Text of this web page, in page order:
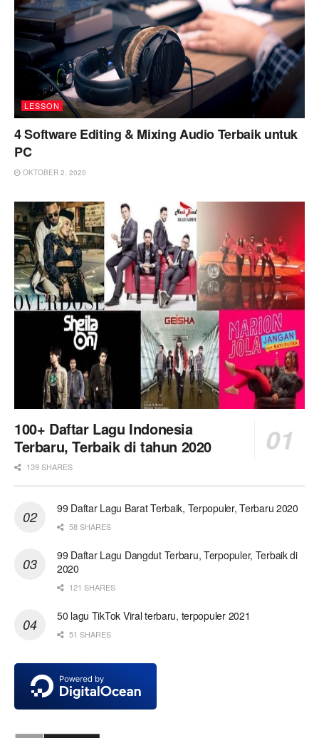
LESSON
4 Software Editing & Mixing Audio Terbaik untuk
PC
OKTOBER 2, 2020
100+ Daftar Lagu Indonesia
Terbaru, Terbaik di tahun 2020
139 SHARES
99 Daftar Lagu Barat Terbaik, Terpopuler, Terbaru 2020
58 SHARES
99 Daftar Lagu Dangdut Terbaru, Terpopuler, Terbaik di
2020
121 SHARES
50 lagu TikTok Viral terbaru, terpopuler 2021
51 SHARES